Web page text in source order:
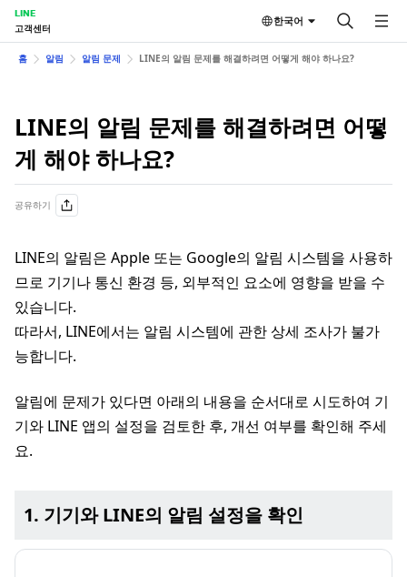
LINE
고객센터
한국어
홈 알림 알림 문제 LINE의 알림 문제를 해결하려면 어떻게 해야 하나요?
LINE의 알림 문제를 해결하려면 어떻
게 해야 하나요?
공유하기
LINE의 알림은 Apple 또는 Google의 알림 시스템을 사용하
므로 기기나 통신 환경 등, 외부적인 요소에 영향을 받을 수
있습니다.
따라서, LINE에서는 알림 시스템에 관한 상세 조사가 불가
능합니다.
알림에 문제가 있다면 아래의 내용을 순서대로 시도하여 기
기와 LINE 앱의 설정을 검토한 후, 개선 여부를 확인해 주세
요.
1. 기기와 LINE의 알림 설정을 확인